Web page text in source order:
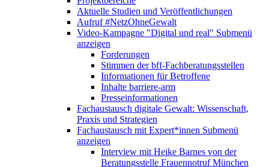
Aktuelle Studien und Veröffentlichungen
Aufruf #NetzOhneGewalt
Video-Kampagne "Digital und real" Submenü
anzeigen
Forderungen
Stimmen der bff-Fachberatungsstellen
Informationen für Betroffene
Inhalte barriere-arm
Presseinformationen
Fachaustausch digitale Gewalt: Wissenschaft,
Praxis und Strategien
Fachaustausch mit Expert*innen Submenü
anzeigen
Interview mit Heike Barnes von der
Beratungsstelle Frauennotruf München